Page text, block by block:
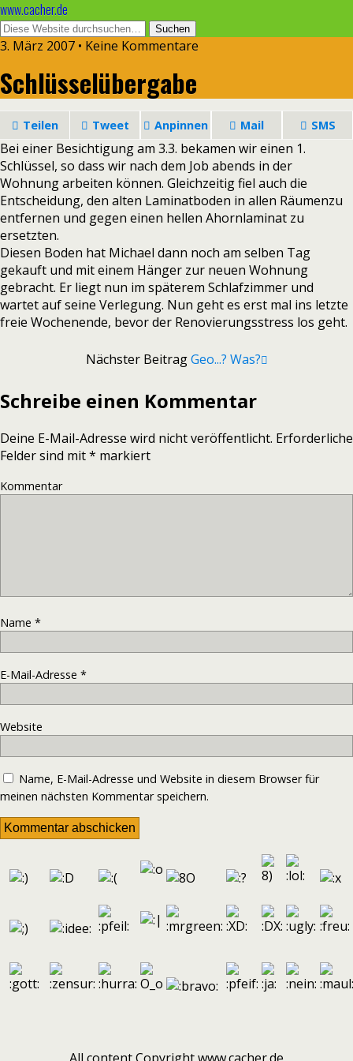
www.cacher.de
3. März 2007 • Keine Kommentare
Schlüsselübergabe
Teilen Tweet Anpinnen Mail SMS
Bei einer Besichtigung am 3.3. bekamen wir einen 1.
Schlüssel, so dass wir nach dem Job abends in der
Wohnung arbeiten können. Gleichzeitig fiel auch die
Entscheidung, den alten Laminatboden in allen Räumenzu
entfernen und gegen einen hellen Ahornlaminat zu
ersetzten.
Diesen Boden hat Michael dann noch am selben Tag
gekauft und mit einem Hänger zur neuen Wohnung
gebracht. Er liegt nun im späterem Schlafzimmer und
wartet auf seine Verlegung. Nun geht es erst mal ins letzte
freie Wochenende, bevor der Renovierungsstress los geht.
Nächster BeitragGeo...? Was?
Schreibe einen Kommentar
Deine E-Mail-Adresse wird nicht veröffentlicht. Erforderliche
Felder sind mit* markiert
Kommentar
Name *
E-Mail-Adresse *
Website
Name, E-Mail-Adresse und Website in diesem Browser für
meinen nächsten Kommentar speichern.